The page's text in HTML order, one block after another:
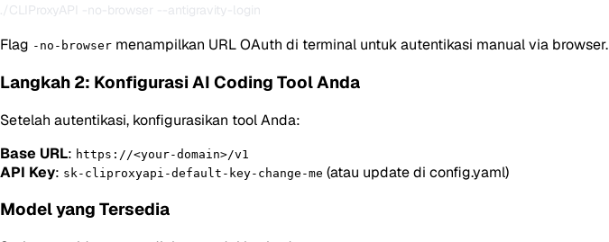
Flag -no-browser menampilkan URL OAuth di terminal untuk autentikasi manual via browser.
Langkah 2: Konfigurasi AI Coding Tool Anda
Setelah autentikasi, konfigurasikan tool Anda:
Base URL: https://<your-domain>/v1
API Key: sk-cliproxyapi-default-key-change-me (atau update di config.yaml)
Model yang Tersedia